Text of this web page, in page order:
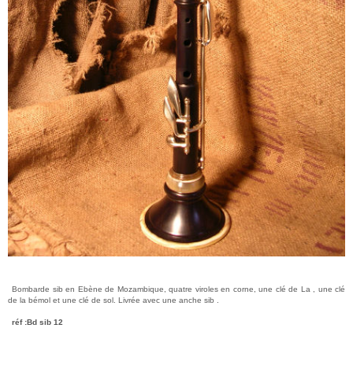
Bombarde sib en Ebène de Mozambique, quatre viroles en corne, une clé de La , une clé
de la bémol et une clé de sol. Livrée avec une anche sib .
réf :Bd sib 12